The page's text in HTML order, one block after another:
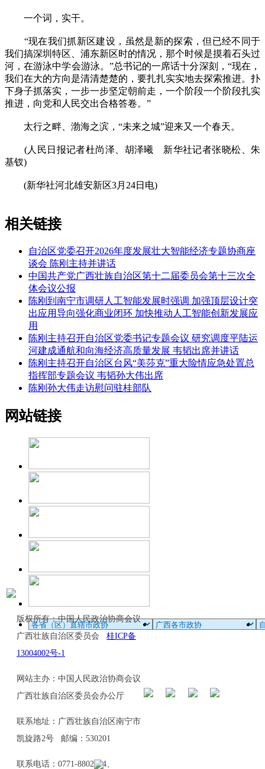
一个词，实干。
“现在我们抓新区建设，虽然是新的探索，但已经不同于
我们搞深圳特区、浦东新区时的情况，那个时候是摸着石头过
河，在游泳中学会游泳。”总书记的一席话十分深刻，“现在，
我们在大的方向是清清楚楚的，要扎扎实实地去探索推进。扑
下身子抓落实，一步一步坚定朝前走，一个阶段一个阶段扎实
推进，向党和人民交出合格答卷。”
太行之畔、渤海之滨，“未来之城”迎来又一个春天。
(人民日报记者杜尚泽、胡泽曦 新华社记者张晓松、朱
基钗)
(新华社河北雄安新区3月24日电)
相关链接
自治区党委召开2026年度发展壮大智能经济专题协商座
谈会 陈刚主持并讲话
中国共产党广西壮族自治区第十二届委员会第十三次全
体会议公报
陈刚到南宁市调研人工智能发展时强调 加强顶层设计突
出应用导向强化商业闭环 加快推动人工智能创新发展应
用
陈刚主持召开自治区党委书记专题会议 研究调度平陆运
河建成通航和向海经济高质量发展 韦韬出席并讲话
陈刚主持召开自治区台风“美莎克”重大险情应急处置总
指挥部专题会议 韦韬孙大伟出席
陈刚孙大伟走访慰问驻桂部队
网站链接
版权所有：中国人民政治协商会议
广西壮族自治区委员会 桂ICP备
13004002号-1
网站主办：中国人民政治协商会议
广西壮族自治区委员会办公厅
联系地址：广西壮族自治区南宁市
凯旋路2号 邮编：530201
联系电话：0771-8802114、